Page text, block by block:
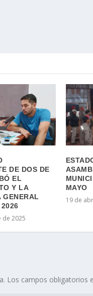
DE DOS DE
EL
Y LA
GENERAL
de 2025
MAYO
19 de
Los campos obligatorios